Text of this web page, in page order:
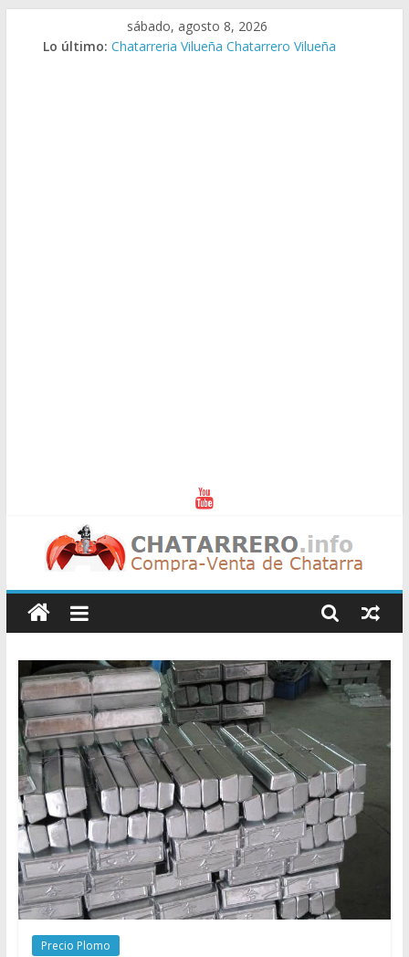
sábado, agosto 8, 2026
Lo último: Chatarreria Vilueña Chatarrero Vilueña
Chatarreros
–
Precio
de
Chatarra
Directorio
de
Chatarreros
para
vender
Chatarra
Precio Plomo